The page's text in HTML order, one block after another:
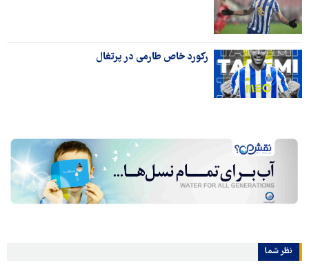
رکورد خاص طارمی در پرتغال
نظر شما